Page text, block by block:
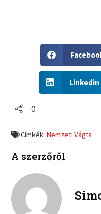
h
a
r
b
o
h
a
n
i
k
Linkedin
0
Címkék: Nemzeti Vágta
A szerzőről